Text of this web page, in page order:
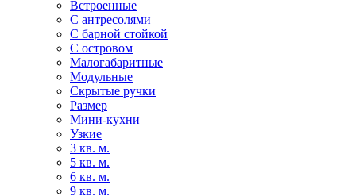
Встроенные
С антресолями
С барной стойкой
С островом
Малогабаритные
Модульные
Скрытые ручки
Размер
Мини-кухни
Узкие
3 кв. м.
5 кв. м.
6 кв. м.
9 кв. м.